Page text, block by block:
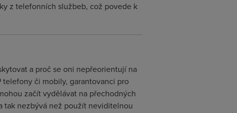
z telefonních službeb, což povede k
a proč se oni nepřeorientují na
či mobily, garantovanci pro
začít vydělávat na přechodných
tak nezbývá než použít neviditelnou